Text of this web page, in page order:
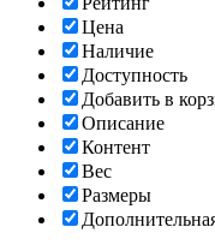
Цена
Наличие
Доступность
Добавить в
Описание
Контент
Вес
Размеры